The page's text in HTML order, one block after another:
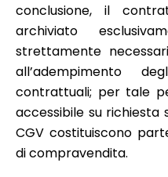
conclusione, il
archiviato
strettamente
all’adempimento
contrattuali; per tale
accessibile su richiesta
CGV costituiscono
di compravendita.